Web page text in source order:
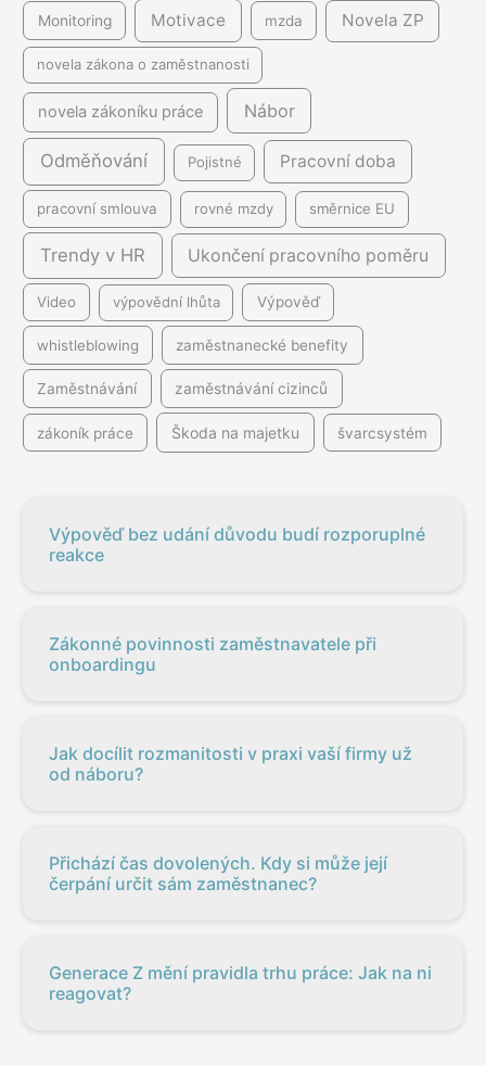
Monitoring Motivace mzda Novela ZP
novela zákona o zaměstnanosti
novela zákoníku práce Nábor
Odměňování Pojistné Pracovní doba
pracovní smlouva rovné mzdy směrnice EU
Trendy v HR Ukončení pracovního poměru
Video výpovědní lhůta Výpověď
whistleblowing zaměstnanecké benefity
Zaměstnávání zaměstnávání cizinců
zákoník práce Škoda na majetku švarcsystém
Výpověď bez udání důvodu budí rozporuplné
reakce
Zákonné povinnosti zaměstnavatele při
onboardingu
Jak docílit rozmanitosti v praxi vaší firmy už
od náboru?
Přichází čas dovolených. Kdy si může její
čerpání určit sám zaměstnanec?
Generace Z mění pravidla trhu práce: Jak na ni
reagovat?